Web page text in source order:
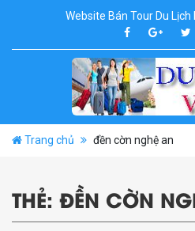
Website Bán Tour Du
Trang chủ đền cờn nghệ an
THẺ: ĐỀN CỜN